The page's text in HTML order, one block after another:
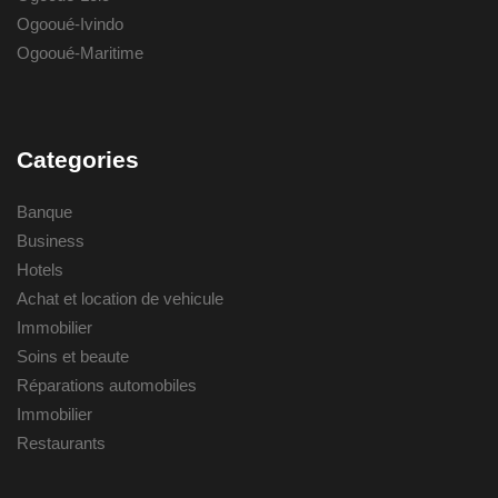
Ogooué-Ivindo
Ogooué-Maritime
Categories
Banque
Business
Hotels
Achat et location de vehicule
Immobilier
Soins et beaute
Réparations automobiles
Immobilier
Restaurants